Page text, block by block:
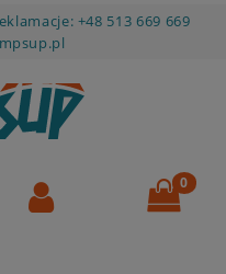
+48 513 669 669